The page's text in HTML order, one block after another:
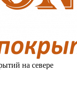
на севере